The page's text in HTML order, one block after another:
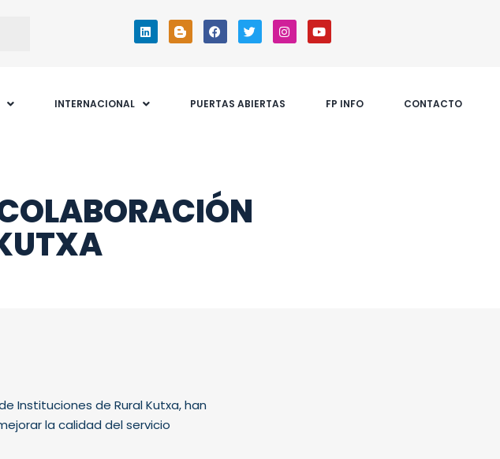
INTERNACIONAL PUERTAS ABIERTAS FP INFO CONTACTO
Instituciones de Rural Kutxa, han
la calidad del servicio